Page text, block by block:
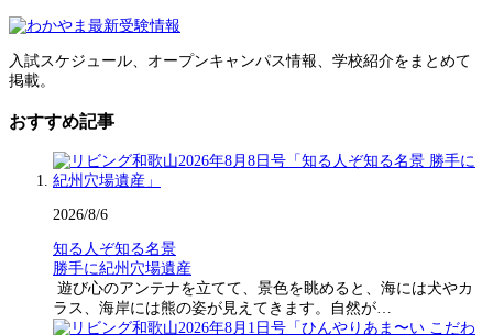
入試スケジュール、オープンキャンパス情報、学校紹介をまとめて
掲載。
おすすめ記事
2026/8/6
知る人ぞ知る名景
勝手に紀州穴場遺産
遊び心のアンテナを立てて、景色を眺めると、海には犬やカ
ラス、海岸には熊の姿が見えてきます。自然が…